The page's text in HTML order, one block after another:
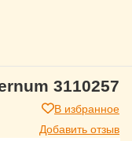
3110257
В избранное
Добавить отзыв